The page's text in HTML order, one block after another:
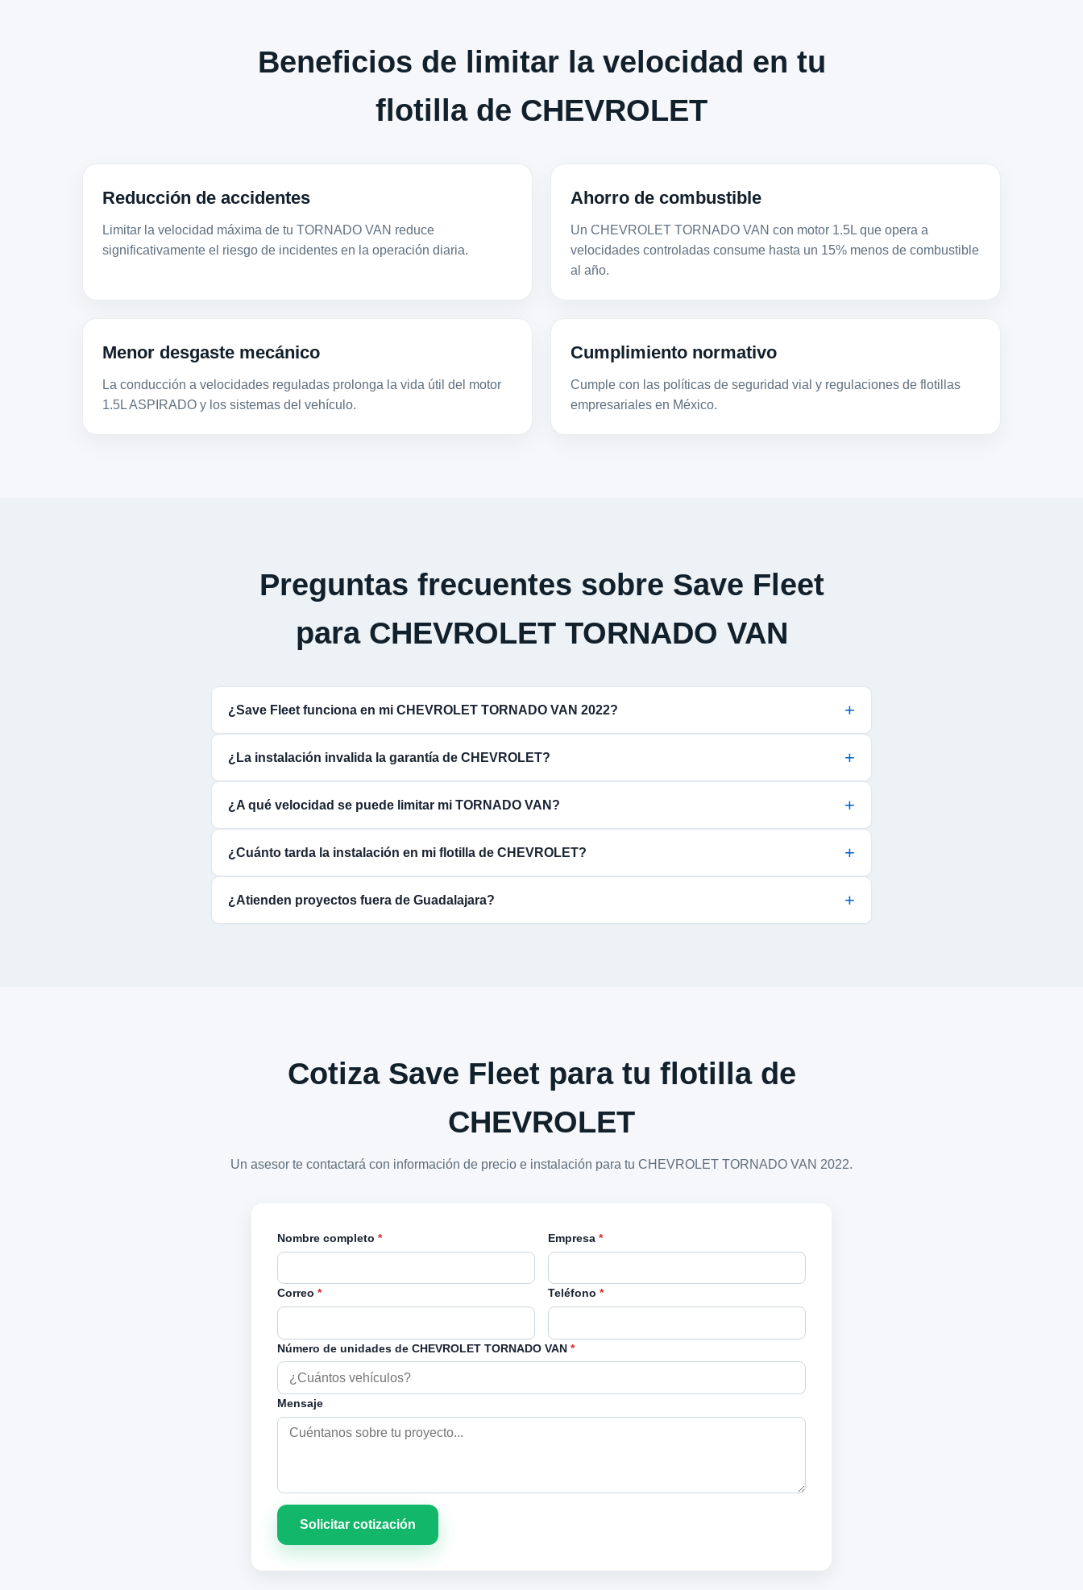
Beneficios de limitar la velocidad en tu
flotilla de CHEVROLET
Reducción de accidentes
Limitar la velocidad máxima de tu TORNADO VAN reduce
significativamente el riesgo de incidentes en la operación diaria.
Ahorro de combustible
Un CHEVROLET TORNADO VAN con motor 1.5L que opera a
velocidades controladas consume hasta un 15% menos de combustible
al año.
Menor desgaste mecánico
La conducción a velocidades reguladas prolonga la vida útil del motor
1.5L ASPIRADO y los sistemas del vehículo.
Cumplimiento normativo
Cumple con las políticas de seguridad vial y regulaciones de flotillas
empresariales en México.
Preguntas frecuentes sobre Save Fleet
para CHEVROLET TORNADO VAN
¿Save Fleet funciona en mi CHEVROLET TORNADO VAN 2022?
¿La instalación invalida la garantía de CHEVROLET?
¿A qué velocidad se puede limitar mi TORNADO VAN?
¿Cuánto tarda la instalación en mi flotilla de CHEVROLET?
¿Atienden proyectos fuera de Guadalajara?
Cotiza Save Fleet para tu flotilla de
CHEVROLET
Un asesor te contactará con información de precio e instalación para tu CHEVROLET TORNADO VAN 2022.
Nombre completo * Empresa *
Correo * Teléfono *
Número de unidades de CHEVROLET TORNADO VAN *
Mensaje
Solicitar cotización